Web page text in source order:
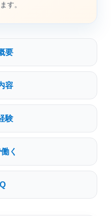
す。
要
容
験
く